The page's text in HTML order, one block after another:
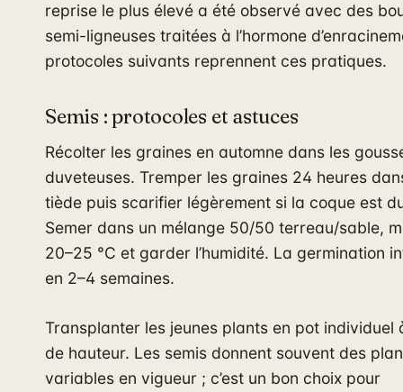
reprise le plus élevé a été observé avec des
semi-ligneuses traitées à l’hormone
protocoles suivants reprennent ces pratiques.
Semis : protocoles et astuces
Récolter les graines en automne dans les
duveteuses. Tremper les graines 24 heures
tiède puis scarifier légèrement si la coque est
Semer dans un mélange 50/50 terreau/sable,
20–25 °C et garder l’humidité. La germination
en 2–4 semaines.
Transplanter les jeunes plants en pot individuel
de hauteur. Les semis donnent souvent des
variables en vigueur ; c’est un bon choix pour